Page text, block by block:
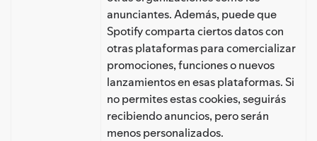
anunciantes. Además, puede que
Spotify comparta ciertos datos con
otras plataformas para comercializar
promociones, funciones o nuevos
lanzamientos en esas plataformas. Si
no permites estas cookies, seguirás
recibiendo anuncios, pero serán
menos personalizados.